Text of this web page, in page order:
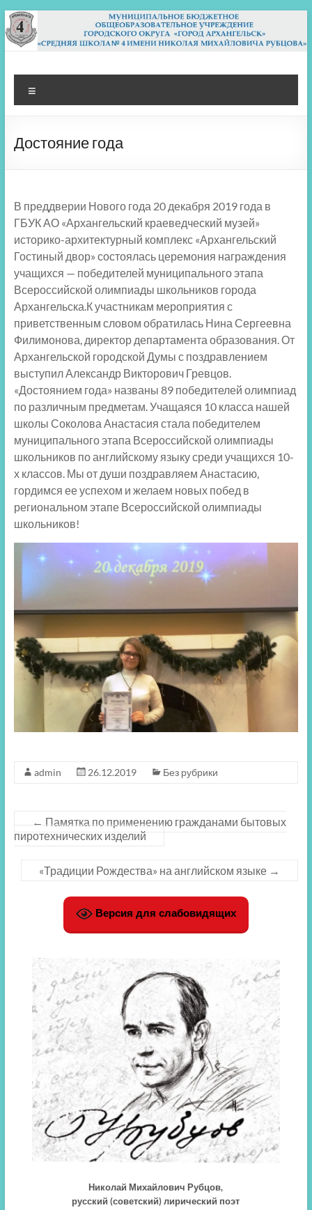
Перейти
к
содержимому
МБОУ СШ 4
Архангельск
Достояние года
В преддверии Нового года 20 декабря 2019 года в
ГБУК АО «Архангельский краеведческий музей»
историко-архитектурный комплекс «Архангельский
Гостиный двор» состоялась церемония награждения
учащихся — победителей муниципального этапа
Всероссийской олимпиады школьников города
Архангельска.К участникам мероприятия с
приветственным словом обратилась Нина Сергеевна
Филимонова, директор департамента образования. От
Архангельской городской Думы с поздравлением
выступил Александр Викторович Гревцов.
«Достоянием года» названы 89 победителей олимпиад
по различным предметам. Учащаяся 10 класса нашей
школы Соколова Анастасия стала победителем
муниципального этапа Всероссийской олимпиады
школьников по английскому языку среди учащихся 10-
х классов. Мы от души поздравляем Анастасию,
гордимся ее успехом и желаем новых побед в
региональном этапе Всероссийской олимпиады
школьников!
admin 26.12.2019 Без рубрики
← Памятка по применению гражданами бытовых
пиротехнических изделий
«Традиции Рождества» на английском языке →
Версия для слабовидящих
Николай Михайлович Рубцов,
русский (советский) лирический поэт